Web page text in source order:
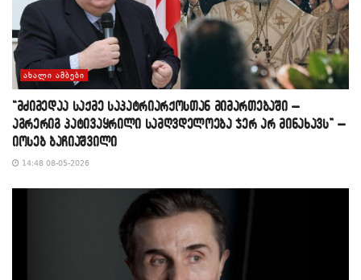
ᲐᲮᲐᲚᲘ ᲐᲛᲑᲔᲑᲘ
“მძიმედაა საქმე საპატრიარქოსთან მიმართებაში –
აგრერიგ პატივაყრილი სამღვდელოება ჯერ არ მინახავს” –
იოსებ ბაჩიაშვილი
14:48 08-05-2026